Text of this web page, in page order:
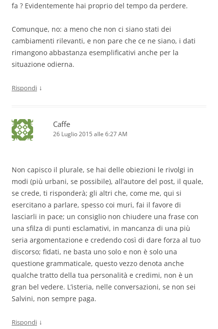
fa ? Evidentemente hai proprio del tempo da perdere.
Comunque, no: a meno che non ci siano stati dei
cambiamenti rilevanti, e non pare che ce ne siano, i dati
rimangono abbastanza esemplificativi anche per la
situazione odierna.
Rispondi ↓
Caffe
26 Luglio 2015 alle 6:27 AM
Non capisco il plurale, se hai delle obiezioni le rivolgi in
modi (più urbani, se possibile), all’autore del post, il quale,
se crede, ti risponderà; gli altri che, come me, qui si
esercitano a parlare, spesso coi muri, fai il favore di
lasciarli in pace; un consiglio non chiudere una frase con
una sfilza di punti esclamativi, in mancanza di una più
seria argomentazione e credendo così di dare forza al tuo
discorso; fidati, ne basta uno solo e non è solo una
questione grammaticale, questo vezzo denota anche
qualche tratto della tua personalità e credimi, non è un
gran bel vedere. L’isteria, nelle conversazioni, se non sei
Salvini, non sempre paga.
Rispondi ↓